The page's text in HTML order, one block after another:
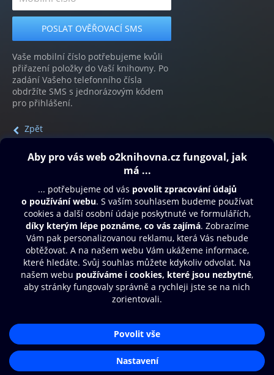
Vaše mobilní číslo potřebujeme kvůli
přiřazení položky do Vaší knihovny. Po
zadání Vašeho telefonního čísla
obdržíte SMS s jednorázovým kódem
pro přihlášení.
Zpět
Obsah ke stažení
Moje O2 Knihovna
Další zábava
© O2 Czech Republic a.s.
Přístupnost
Zásady zpracování osobních údajůAplikace O2 Knihovna
Čti a poslouchej své e-knihy a